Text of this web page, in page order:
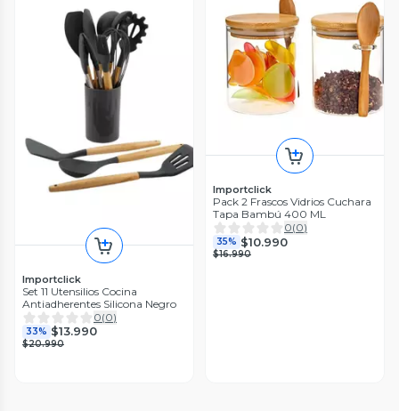
Importclick
Set 11 Utensilios Cocina
Antiadherentes Silicona Negro
0(0)
33% $13.990
$20.990
Importclick
Pack 2 Frascos Vidrios Cuchara
Tapa Bambú 400 ML
0(0)
35% $10.990
$16.990